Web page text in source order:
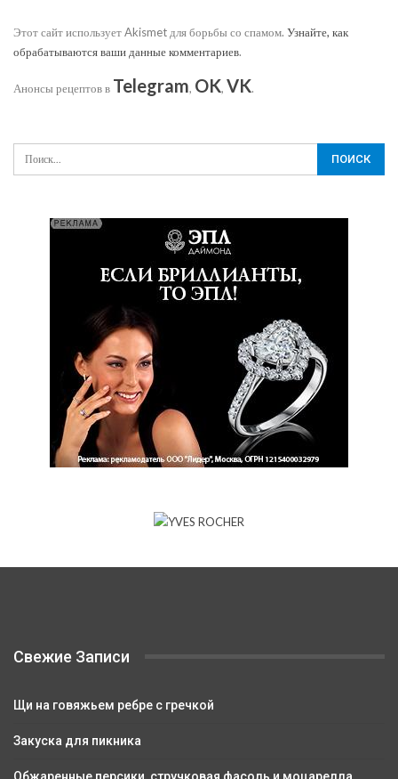
Этот сайт использует Akismet для борьбы со спамом. Узнайте, как
обрабатываются ваши данные комментариев.
Анонсы рецептов в Telegram, OK, VK.
Свежие Записи
Щи на говяжьем ребре с гречкой
Закуска для пикника
Обжаренные персики, стручковая фасоль и моцарелла